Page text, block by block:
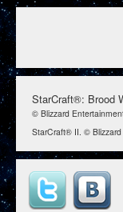
StarCraft®: Brood
© Blizzard
StarCraft® II. ©